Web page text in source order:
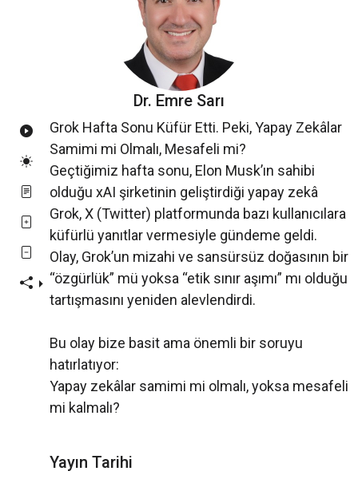
Dr. Emre Sarı
Grok Hafta Sonu Küfür Etti. Peki, Yapay Zekâlar
Samimi mi Olmalı, Mesafeli mi?
Geçtiğimiz hafta sonu, Elon Musk’ın sahibi
olduğu xAI şirketinin geliştirdiği yapay zekâ
Grok, X (Twitter) platformunda bazı kullanıcılara
küfürlü yanıtlar vermesiyle gündeme geldi.
Olay, Grok’un mizahi ve sansürsüz doğasının bir
“özgürlük” mü yoksa “etik sınır aşımı” mı olduğu
tartışmasını yeniden alevlendirdi.
Bu olay bize basit ama önemli bir soruyu
hatırlatıyor:
Yapay zekâlar samimi mi olmalı, yoksa mesafeli
mi kalmalı?
Yayın Tarihi